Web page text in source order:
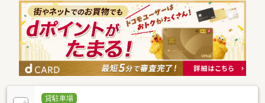
貸駐車場